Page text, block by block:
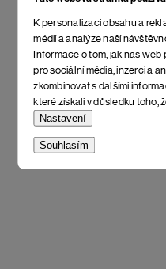
K personalizaci obsahu a
médií a analýze naší
Informace o tom, jak náš web
pro sociální média, inzerci a
zkombinovat s dalšími
které získali v důsledku toho,
Nastavení
Souhlasím